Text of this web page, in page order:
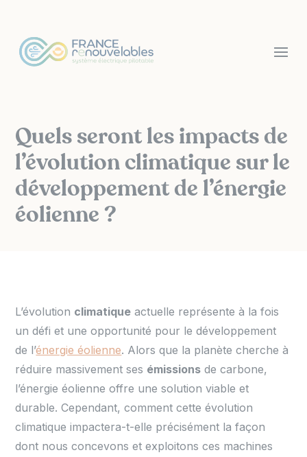
Quels seront les impacts de
l’évolution climatique sur le
développement de l’énergie
éolienne ?
L’évolution climatique actuelle représente à la fois
un défi et une opportunité pour le développement
de l’énergie éolienne. Alors que la planète cherche à
réduire massivement ses émissions de carbone,
l’énergie éolienne offre une solution viable et
durable. Cependant, comment cette évolution
climatique impactera-t-elle précisément la façon
dont nous concevons et exploitons ces machines